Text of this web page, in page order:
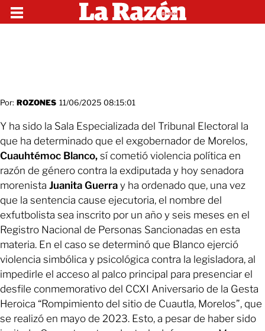
Por: ROZONES 11/06/2025 08:15:01
Y ha sido la Sala Especializada del Tribunal Electoral la
que ha determinado que el exgobernador de Morelos,
Cuauhtémoc Blanco, sí cometió violencia política en
razón de género contra la exdiputada y hoy senadora
morenista Juanita Guerra y ha ordenado que, una vez
que la sentencia cause ejecutoria, el nombre del
exfutbolista sea inscrito por un año y seis meses en el
Registro Nacional de Personas Sancionadas en esta
materia. En el caso se determinó que Blanco ejerció
violencia simbólica y psicológica contra la legisladora, al
impedirle el acceso al palco principal para presenciar el
desfile conmemorativo del CCXI Aniversario de la Gesta
Heroica “Rompimiento del sitio de Cuautla, Morelos”, que
se realizó en mayo de 2023. Esto, a pesar de haber sido